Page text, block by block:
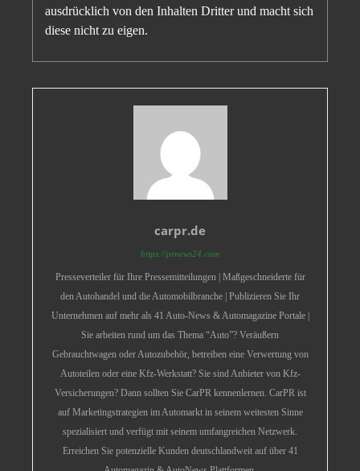
ausdrücklich von den Inhalten Dritter und macht sich
diese nicht zu eigen.
carpr.de
https://prnews24.com
Presseverteiler für Ihre Pressemitteilungen | Maßgeschneiderte für
den Autohandel und die Automobilbranche | Publizieren Sie Ihr
Unternehmen auf mehr als 41 Auto-News & Automagazine Portale |
Sie arbeiten rund um das Thema “Auto”? Veräußern
Gebrauchtwagen oder Autozubehör, betreiben eine Verwertung von
Autoteilen oder eine Kfz-Werkstatt? Sie sind Anbieter von Kfz-
Versicherungen? Dann sollten Sie CarPR kennenlernen. CarPR ist
auf Marketingstrategien im Automarkt in seinem weitesten Sinne
spezialisiert und verfügt mit seinem umfangreichen Netzwerk.
Erreichen Sie potenzielle Kunden deutschlandweit auf über 41